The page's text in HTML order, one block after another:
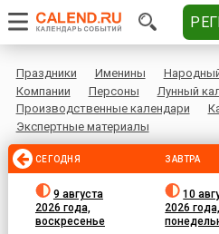
Праздники Именины
Компании
Персоны
Лунный
Производственные календари
Экспертные материалы
СЕГОДНЯ
9 августа
2026 года,
воскресенье
ЗАВТРА
10
2026 года,